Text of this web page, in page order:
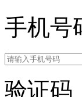
手机号
验证码